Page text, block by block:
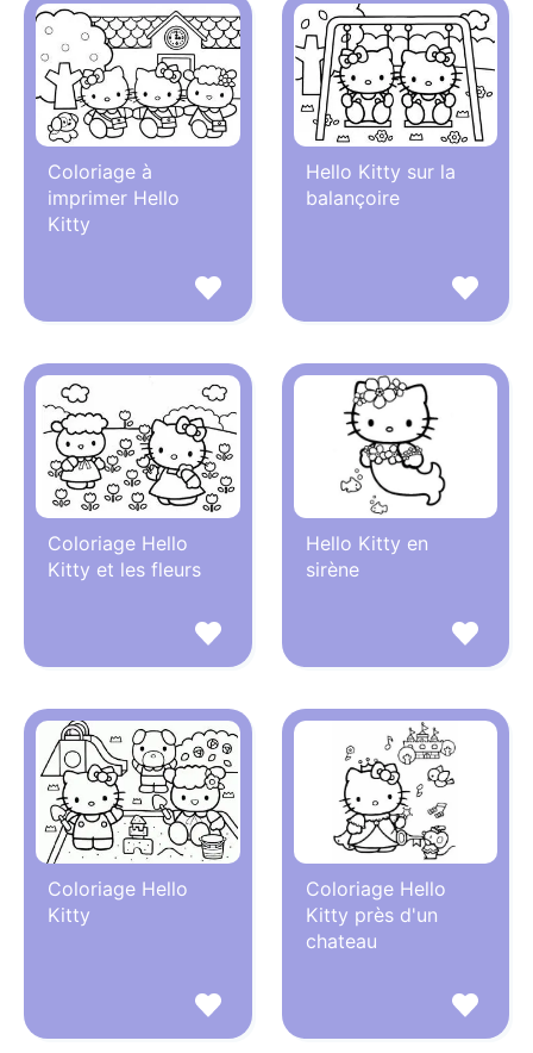
Coloriage à
imprimer Hello
Kitty
Hello Kitty sur la
balançoire
Coloriage Hello
Kitty et les fleurs
Hello Kitty en
sirène
Coloriage Hello
Kitty
Coloriage Hello
Kitty près d'un
chateau